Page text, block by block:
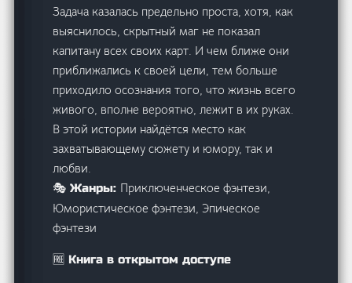
Задача казалась предельно проста, хотя, как
выяснилось, скрытный маг не показал
капитану всех своих карт. И чем ближе они
приближались к своей цели, тем больше
приходило осознания того, что жизнь всего
живого, вполне вероятно, лежит в их руках.
В этой истории найдётся место как
захватывающему сюжету и юмору, так и
любви.
🎭 Жанры: Приключенческое фэнтези,
Юмористическое фэнтези, Эпическое
фэнтези
🆓 Книга в открытом доступе